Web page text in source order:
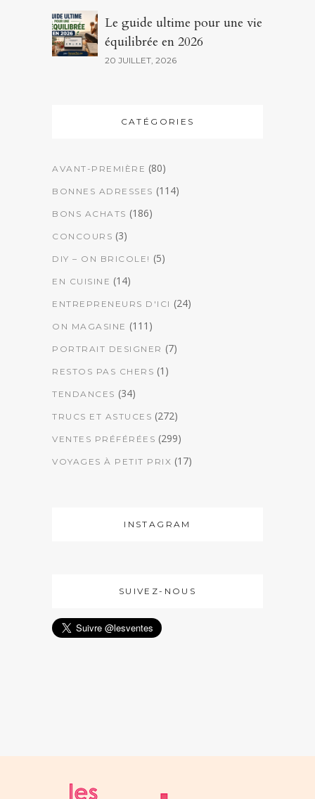
Le guide ultime pour une vie
équilibrée en 2026
20 JUILLET, 2026
CATÉGORIES
AVANT-PREMIÈRE (80)
BONNES ADRESSES (114)
BONS ACHATS (186)
CONCOURS (3)
DIY – ON BRICOLE! (5)
EN CUISINE (14)
ENTREPRENEURS D'ICI (24)
ON MAGASINE (111)
PORTRAIT DESIGNER (7)
RESTOS PAS CHERS (1)
TENDANCES (34)
TRUCS ET ASTUCES (272)
VENTES PRÉFÉRÉES (299)
VOYAGES À PETIT PRIX (17)
INSTAGRAM
SUIVEZ-NOUS